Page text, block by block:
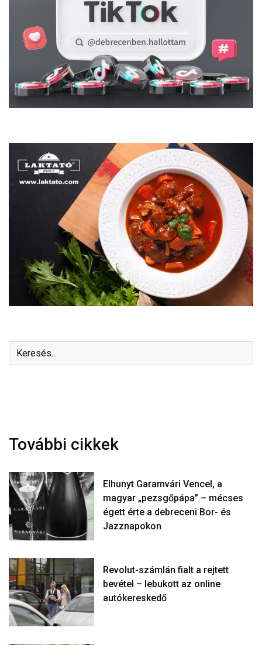
További cikkek
Elhunyt Garamvári Vencel, a
magyar „pezsgőpápa” – mécses
égett érte a debreceni Bor- és
Jazznapokon
Revolut-számlán fialt a rejtett
bevétel – lebukott az online
autókereskedő